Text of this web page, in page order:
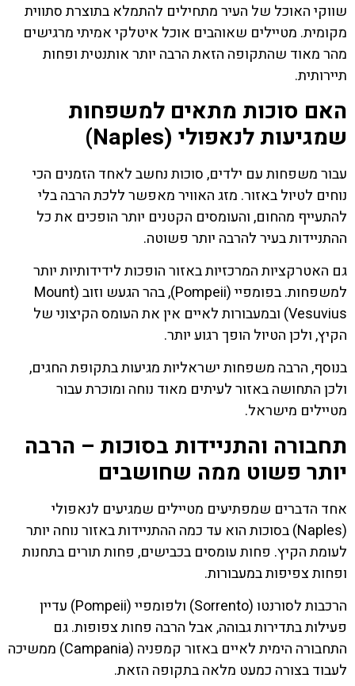
שווקי האוכל של העיר מתחילים להתמלא בתוצרת סתווית
מקומית. מטיילים שאוהבים אוכל איטלקי אמיתי מרגישים
מהר מאוד שהתקופה הזאת הרבה יותר אותנטית ופחות
תיירותית.
האם סוכות מתאים למשפחות
שמגיעות לנאפולי (Naples)
עבור משפחות עם ילדים, סוכות נחשב לאחד הזמנים הכי
נוחים לטיול באזור. מזג האוויר מאפשר ללכת הרבה בלי
להתעייף מהחום, והעומסים הקטנים יותר הופכים את כל
ההתניידות בעיר להרבה יותר פשוטה.
גם האטרקציות המרכזיות באזור הופכות לידידותיות יותר
למשפחות. בפומפיי (Pompeii), בהר הגעש וזוב (Mount
Vesuvius) ובמעבורות לאיים אין את העומס הקיצוני של
הקיץ, ולכן הטיול הופך רגוע יותר.
בנוסף, הרבה משפחות ישראליות מגיעות בתקופת החגים,
ולכן התחושה באזור לעיתים מאוד נוחה ומוכרת עבור
מטיילים מישראל.
תחבורה והתניידות בסוכות – הרבה
יותר פשוט ממה שחושבים
אחד הדברים שמפתיעים מטיילים שמגיעים לנאפולי
(Naples) בסוכות הוא עד כמה ההתניידות באזור נוחה יותר
לעומת הקיץ. פחות עומסים בכבישים, פחות תורים בתחנות
ופחות צפיפות במעבורות.
הרכבות לסורנטו (Sorrento) ולפומפיי (Pompeii) עדיין
פעילות בתדירות גבוהה, אבל הרבה פחות צפופות. גם
התחבורה הימית לאיים באזור קמפניה (Campania) ממשיכה
לעבוד בצורה כמעט מלאה בתקופה הזאת.